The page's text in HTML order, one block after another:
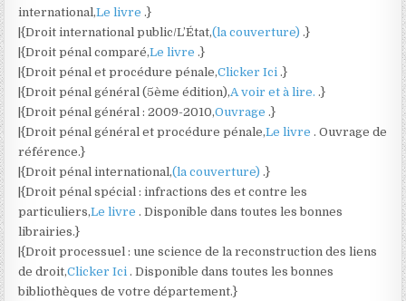
international,Le livre.}
|{Droit international public/L’État,(la couverture).}
|{Droit pénal comparé,Le livre.}
|{Droit pénal et procédure pénale,Clicker Ici.}
|{Droit pénal général (5ème édition),A voir et à lire..}
|{Droit pénal général : 2009-2010,Ouvrage.}
|{Droit pénal général et procédure pénale,Le livre. Ouvrage de
référence.}
|{Droit pénal international,(la couverture).}
|{Droit pénal spécial : infractions des et contre les
particuliers,Le livre. Disponible dans toutes les bonnes
librairies.}
|{Droit processuel : une science de la reconstruction des liens
de droit,Clicker Ici. Disponible dans toutes les bonnes
bibliothèques de votre département.}